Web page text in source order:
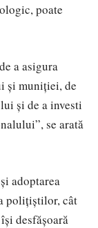
poate
a asigura
și muniției, de
și de a investi
se arată
adoptarea
polițiștilor, cât
desfășoară